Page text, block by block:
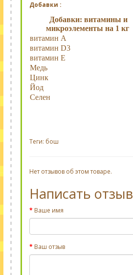
Добавки :
Добавки: витамины и
микроэлементы на 1 кг
витамин А
витамин D3
витамин Е
Медь
Цинк
Йод
Селен
Теги: бош
Нет отзывов об этом товаре.
Написать отзыв
Ваше имя
Ваш отзыв